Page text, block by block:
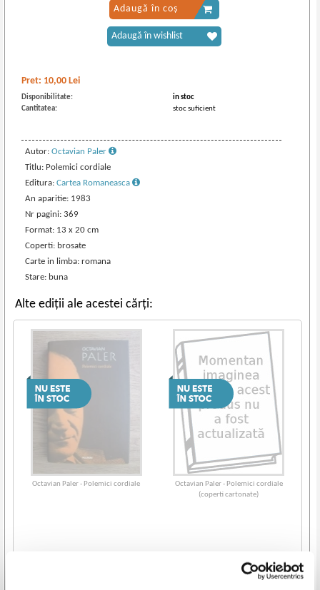
Pret: 10,00 Lei
Disponibilitate:
in stoc
Cantitatea:
stoc suficient
Autor:Octavian Paler
Titlu: Polemici cordiale
Editura:Cartea Romaneasca
An aparitie: 1983
Nr pagini: 369
Format: 13 x 20 cm
Coperti: brosate
Carte in limba: romana
Stare: buna
Adaugă în coș
Adaugă în wishlist
Alte ediții ale acestei cărți:
Octavian Paler - Polemici cordiale
Octavian Paler - Polemici cordiale
(coperti cartonate)